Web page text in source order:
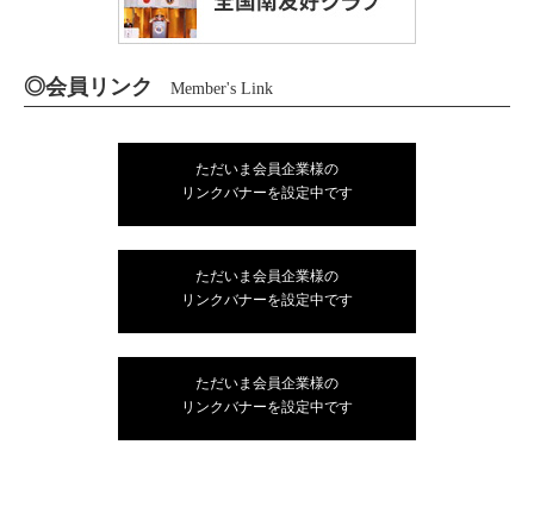
◎会員リンク Member's Link
ただいま会員企業様の
リンクバナーを設定中です
ただいま会員企業様の
リンクバナーを設定中です
ただいま会員企業様の
リンクバナーを設定中です